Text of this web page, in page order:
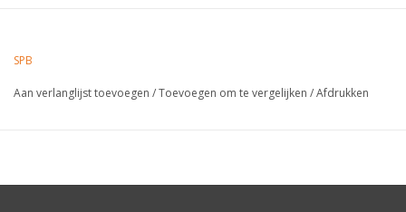
SPB
Aan verlanglijst toevoegen /Toevoegen om te vergelijken /Afdrukken